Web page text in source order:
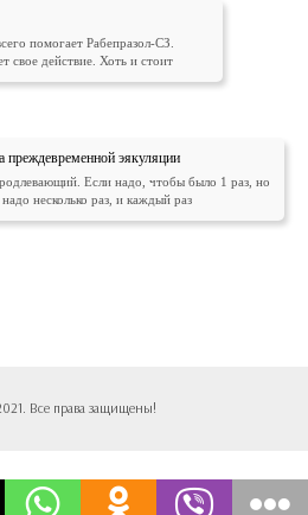
помогает Рабепразол-СЗ.
свое действие. Хоть и стоит
преждевременной эякуляции
Если надо, чтобы было 1 раз, но
несколько раз, и каждый раз
Все права защищены!